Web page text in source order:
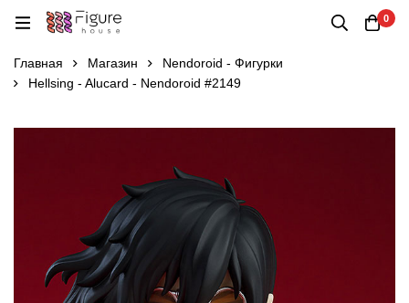
0
Главная Магазин
Nendoroid - Фигурки
Hellsing - Alucard - Nendoroid #2149